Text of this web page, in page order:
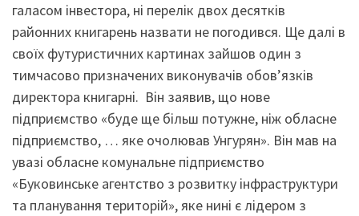
галасом інвестора, ні перелік двох десятків
районних книгарень назвати не погодився. Ще далі в
своїх футуристичних картинах зайшов один з
тимчасово призначених виконувачів обов’язків
директора книгарні. Він заявив, що нове
підприємство «буде ще більш потужне, ніж обласне
підприємство, … яке очолював Унгурян». Він мав на
увазі обласне комунальне підприємство
«Буковинське агентство з розвитку інфраструктури
та планування територій», яке нині є лідером з